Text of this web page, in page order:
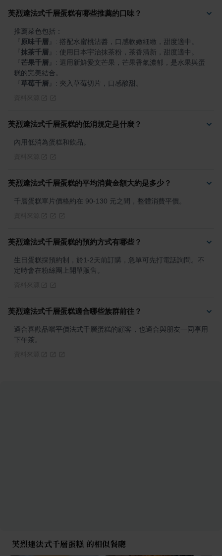
芙烈達法式千層蛋糕有哪些推薦的口味？
原味千層
抹茶千層
芒果千層
: 選用新鮮愛文芒果，芒果香氣濃郁，是水果與蛋
草莓千層 : 夾入草莓切片，口感酸甜。
芙烈達法式千層蛋糕的低消規定是什麼？
內用低消為蛋糕和飲品。
芙烈達法式千層蛋糕的平均消費金額大約是多少？
千層蛋糕單片價格約在 90-130 元之間，整體消費平價。
芙烈達法式千層蛋糕的預約方式有哪些？
生日蛋糕採預約制，於1-2天前訂購，急單可先打電話詢問。不
定時會在粉絲團上開單販售。
芙烈達法式千層蛋糕適合哪些族群前往？
適合喜歡品嚐平價法式千層蛋糕的顧客，也適合與朋友一同享用
下午茶。
芙烈達法式千層蛋糕 的相似餐廳